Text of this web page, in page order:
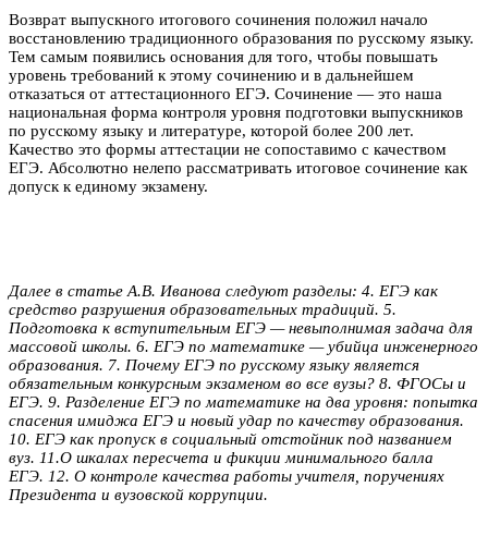
Возврат выпускного итогового сочинения положил начало
восстановлению традиционного образования по русскому языку.
Тем самым появились основания для того, чтобы повышать
уровень требований к этому сочинению и в дальнейшем
отказаться от аттестационного ЕГЭ. Сочинение — это наша
национальная форма контроля уровня подготовки выпускников
по русскому языку и литературе, которой более 200 лет.
Качество это формы аттестации не сопоставимо с качеством
ЕГЭ. Абсолютно нелепо рассматривать итоговое сочинение как
допуск к единому экзамену.
Далее в статье А.В. Иванова следуют разделы: 4. ЕГЭ как
средство разрушения образовательных традиций. 5.
Подготовка к вступительным ЕГЭ — невыполнимая задача для
массовой школы. 6. ЕГЭ по математике — убийца инженерного
образования. 7. Почему ЕГЭ по русскому языку является
обязательным конкурсным экзаменом во все вузы? 8. ФГОСы и
ЕГЭ. 9. Разделение ЕГЭ по математике на два уровня: попытка
спасения имиджа ЕГЭ и новый удар по качеству образования.
10. ЕГЭ как пропуск в социальный отстойник под названием
вуз. 11.О шкалах пересчета и фикции минимального балла
ЕГЭ. 12. О контроле качества работы учителя, поручениях
Президента и вузовской коррупции.